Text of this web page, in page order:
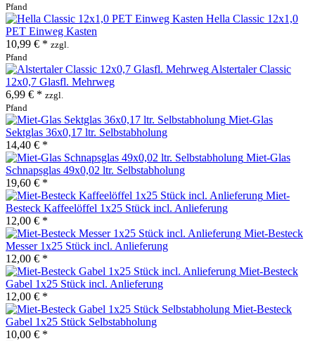
Pfand
Hella Classic 12x1,0
PET Einweg Kasten
10,99 € * zzgl.
Pfand
Alstertaler Classic
12x0,7 Glasfl. Mehrweg
6,99 € * zzgl.
Pfand
Miet-Glas
Sektglas 36x0,17 ltr. Selbstabholung
14,40 € *
Miet-Glas
Schnapsglas 49x0,02 ltr. Selbstabholung
19,60 € *
Miet-
Besteck Kaffeelöffel 1x25 Stück incl. Anlieferung
12,00 € *
Miet-Besteck
Messer 1x25 Stück incl. Anlieferung
12,00 € *
Miet-Besteck
Gabel 1x25 Stück incl. Anlieferung
12,00 € *
Miet-Besteck
Gabel 1x25 Stück Selbstabholung
10,00 € *